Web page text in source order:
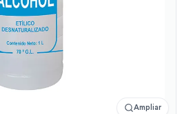
Ampliar